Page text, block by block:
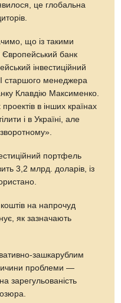
це глобальна
що із такими
Європейський банк
інвестиційний
старшого менеджера
Клавдію Максименко.
в інших країнах
і в Україні, але
портфель
3,2 млрд. доларів, із
на напрочуд
як зазначають
зашкарублим
проблеми —
зарегульованість